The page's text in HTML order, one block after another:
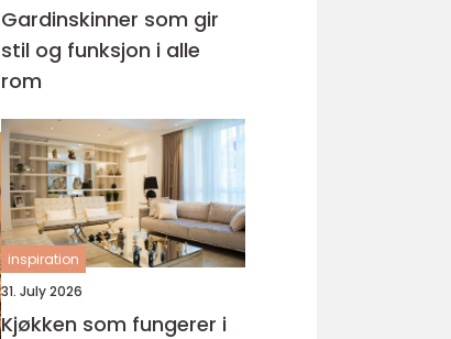
Gardinskinner som gir
stil og funksjon i alle
rom
inspiration
31. July 2026
Kjøkken som fungerer i